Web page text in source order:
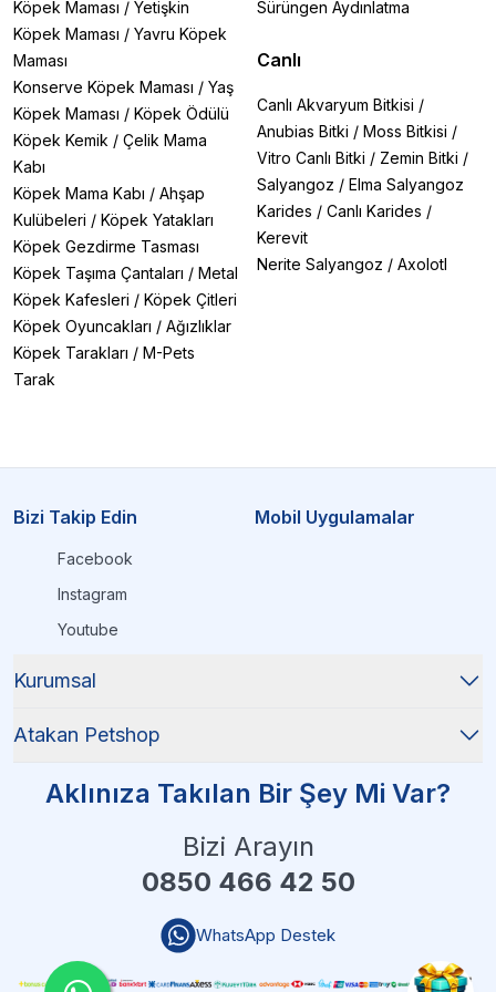
Köpek Maması / Yetişkin
Köpek Maması / Yavru Köpek
Maması
Konserve Köpek Maması / Yaş
Köpek Maması / Köpek Ödülü
Köpek Kemik / Çelik Mama
Kabı
Köpek Mama Kabı / Ahşap
Kulübeleri / Köpek Yatakları
Köpek Gezdirme Tasması
Köpek Taşıma Çantaları / Metal
Köpek Kafesleri / Köpek Çitleri
Köpek Oyuncakları / Ağızlıklar
Köpek Tarakları / M-Pets
Tarak
Sürüngen Aydınlatma
Canlı
Canlı Akvaryum Bitkisi /
Anubias Bitki / Moss Bitkisi /
Vitro Canlı Bitki / Zemin Bitki /
Salyangoz / Elma Salyangoz
Karides / Canlı Karides /
Kerevit
Nerite Salyangoz / Axolotl
Bizi Takip Edin
Facebook
Instagram
Youtube
Mobil Uygulamalar
Kurumsal
Atakan Petshop
Aklınıza Takılan Bir Şey Mi Var?
Bizi Arayın
0850 466 42 50
WhatsApp Destek